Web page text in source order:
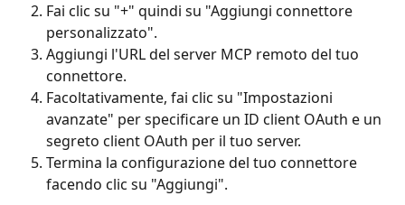
Fai clic su "+" quindi su "Aggiungi connettore
personalizzato".
Aggiungi l'URL del server MCP remoto del tuo
connettore.
Facoltativamente, fai clic su "Impostazioni
avanzate" per specificare un ID client OAuth e un
segreto client OAuth per il tuo server.
Termina la configurazione del tuo connettore
facendo clic su "Aggiungi".